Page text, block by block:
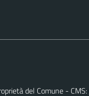
del Comune - CMS: